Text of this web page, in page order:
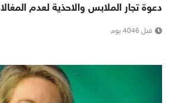
دعوة تجار الملابس والاحذية لعدم
قبل 4046 يوم